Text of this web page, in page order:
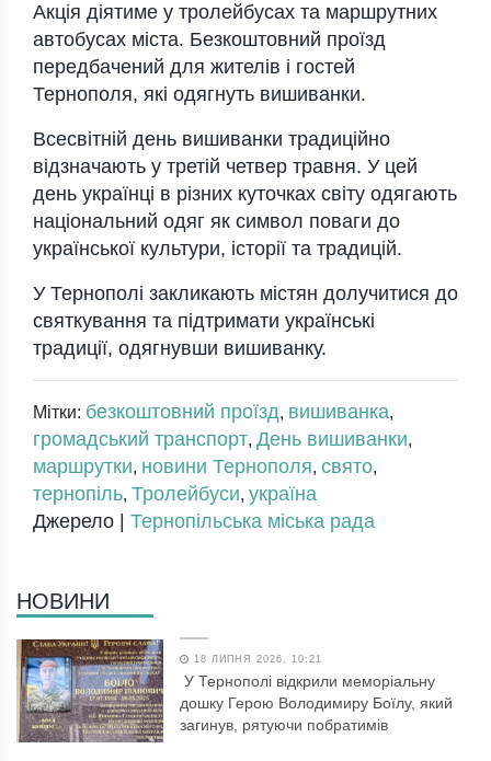
Акція діятиме у тролейбусах та маршрутних
автобусах міста. Безкоштовний проїзд
передбачений для жителів і гостей
Тернополя, які одягнуть вишиванки.
Всесвітній день вишиванки традиційно
відзначають у третій четвер травня. У цей
день українці в різних куточках світу одягають
національний одяг як символ поваги до
української культури, історії та традицій.
У Тернополі закликають містян долучитися до
святкування та підтримати українські
традиції, одягнувши вишиванку.
Мітки: безкоштовний проїзд, вишиванка,
громадський транспорт, День вишиванки,
маршрутки, новини Тернополя, свято,
тернопіль, Тролейбуси, україна
Джерело | Тернопільська міська рада
НОВИНИ
18 ЛИПНЯ 2026, 10:21
У Тернополі відкрили меморіальну
дошку Герою Володимиру Боїлу, який
загинув, рятуючи побратимів